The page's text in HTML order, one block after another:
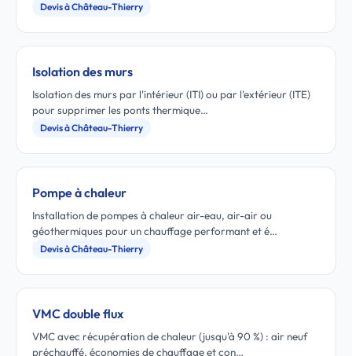
Devis à Château-Thierry
Isolation des murs
Isolation des murs par l'intérieur (ITI) ou par l'extérieur (ITE)
pour supprimer les ponts thermique…
Devis à Château-Thierry
Pompe à chaleur
Installation de pompes à chaleur air-eau, air-air ou
géothermiques pour un chauffage performant et é…
Devis à Château-Thierry
VMC double flux
VMC avec récupération de chaleur (jusqu'à 90 %) : air neuf
préchauffé, économies de chauffage et con…